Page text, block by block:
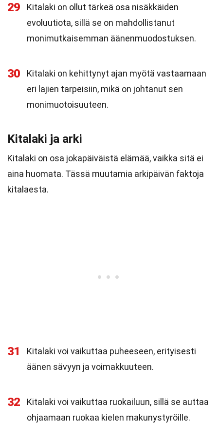
29
Kitalaki on ollut tärkeä osa nisäkkäiden
evoluutiota, sillä se on mahdollistanut
monimutkaisemman äänenmuodostuksen.
30
Kitalaki on kehittynyt ajan myötä vastaamaan
eri lajien tarpeisiin, mikä on johtanut sen
monimuotoisuuteen.
Kitalaki ja arki
Kitalaki on osa jokapäiväistä elämää, vaikka sitä ei
aina huomata. Tässä muutamia arkipäivän faktoja
kitalaesta.
31
Kitalaki voi vaikuttaa puheeseen, erityisesti
äänen sävyyn ja voimakkuuteen.
32
Kitalaki voi vaikuttaa ruokailuun, sillä se auttaa
ohjaamaan ruokaa kielen makunystyröille.